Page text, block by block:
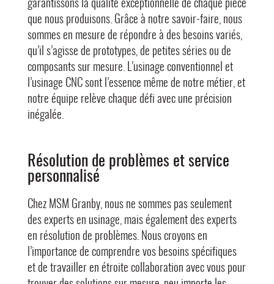
garantissons la qualité exceptionnelle de chaque pièce
que nous produisons. Grâce à notre savoir-faire, nous
sommes en mesure de répondre à des besoins variés,
qu’il s’agisse de prototypes, de petites séries ou de
composants sur mesure. L’usinage conventionnel et
l’usinage CNC sont l’essence même de notre métier, et
notre équipe relève chaque défi avec une précision
inégalée.
Résolution de problèmes et service
personnalisé
Chez MSM Granby, nous ne sommes pas seulement
des experts en usinage, mais également des experts
en résolution de problèmes. Nous croyons en
l’importance de comprendre vos besoins spécifiques
et de travailler en étroite collaboration avec vous pour